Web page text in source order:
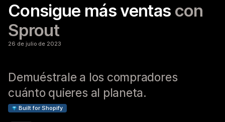
Consigue más ventas con
Sprout
26 de julio de 2023
Demuéstrale a los compradores
cuánto quieres al planeta.
Built for Shopify